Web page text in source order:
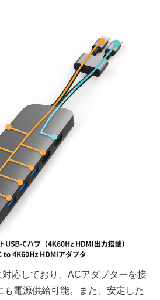
応しており、ACアダプターを接
電源供給可能。また、安定した